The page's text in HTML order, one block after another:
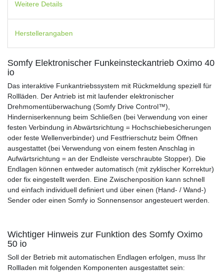
Weitere Details
Herstellerangaben
Somfy Elektronischer Funkeinsteckantrieb Oximo 40
io
Das interaktive Funkantriebssystem mit Rückmeldung speziell für
Rollläden. Der Antrieb ist mit laufender elektronischer
Drehmomentüberwachung (Somfy Drive Control™),
Hinderniserkennung beim Schließen (bei Verwendung von einer
festen Verbindung in Abwärtsrichtung = Hochschiebesicherungen
oder feste Wellenverbinder) und Festfrierschutz beim Öffnen
ausgestattet (bei Verwendung von einem festen Anschlag in
Aufwärtsrichtung = an der Endleiste verschraubte Stopper). Die
Endlagen können entweder automatisch (mit zyklischer Korrektur)
oder fix eingestellt werden. Eine Zwischenposition kann schnell
und einfach individuell definiert und über einen (Hand- / Wand-)
Sender oder einen Somfy io Sonnensensor angesteuert werden.
Wichtiger Hinweis zur Funktion des Somfy Oximo
50 io
Soll der Betrieb mit automatischen Endlagen erfolgen, muss Ihr
Rollladen mit folgenden Komponenten ausgestattet sein: